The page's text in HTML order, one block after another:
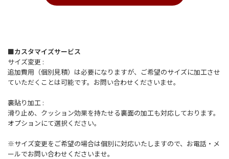
■カスタマイズサービス
サイズ変更 :
追加費用（個別見積）は必要になりますが、ご希望のサイズに加工させ
ていただくことは可能です。お問い合わせくださいませ。
裏貼り加工 :
滑り止め、クッション効果を持たせる裏面の加工も対応しております。
オプションにて選択ください。
※サイズ変更をご希望の場合は個別に対応いたしますので、お電話・メ
ールでお問い合わせくださいませ。